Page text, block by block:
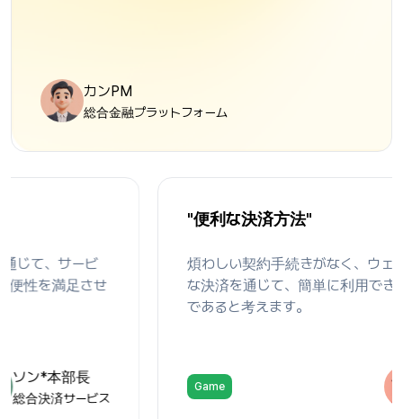
カンPM
総合金融プラットフォーム
煩わしい契約手続きがなく、ウェブサイトでの迅速
な決済を通じて、簡単に利用できる点も大きな利点
Game